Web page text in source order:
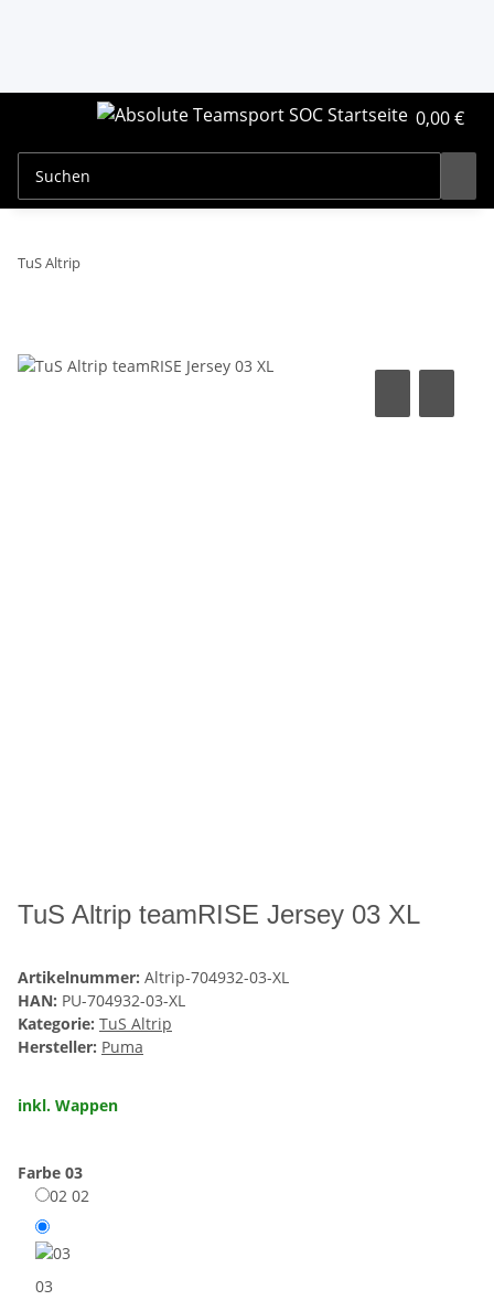
0,00 €
TuS Altrip
TuS Altrip teamRISE Jersey 03 XL
Artikelnummer: Altrip-704932-03-XL
HAN: PU-704932-03-XL
Kategorie: TuS Altrip
Hersteller: Puma
inkl. Wappen
Farbe 03
02 02
03